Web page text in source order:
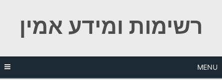
contentרשימות ומידע אמין
MENU